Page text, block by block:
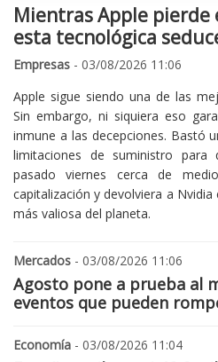
Mientras Apple
esta tecnológica
Empresas - 03/08/2026 11:06
Apple sigue siendo una de las
Sin embargo, ni siquiera eso
inmune a las decepciones. Bastó
limitaciones de suministro
pasado viernes cerca de
capitalización y devolviera a
más valiosa del planeta.
Mercados - 03/08/2026 11:06
Agosto pone a prueba al
eventos que pueden
Economía - 03/08/2026 11:04